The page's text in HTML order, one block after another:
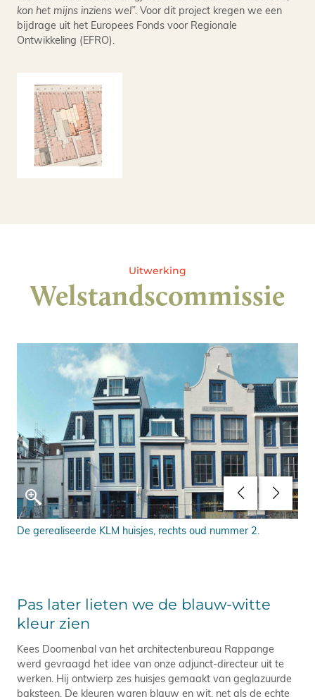
kon het mijns inziens wel”. Voor dit project kregen we een
bijdrage uit het Europees Fonds voor Regionale
Ontwikkeling (EFRO).
Uitwerking
Welstandscommissie
De gerealiseerde KLM huisjes, rechts oud nummer 2.
Pas later lieten we de blauw-witte
kleur zien
Kees Doornenbal van het architectenbureau Rappange
werd gevraagd het idee van onze adjunct-directeur uit te
werken. Hij ontwierp zes huisjes gemaakt van geglazuurde
baksteen. De kleuren waren blauw en wit, net als de echte